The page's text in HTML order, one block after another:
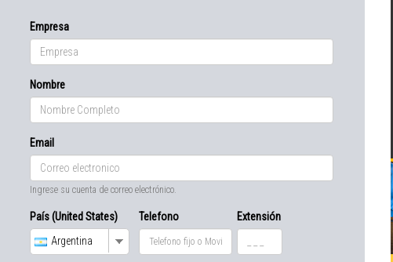
Empresa
Nombre
Email
Ingrese su cuenta de correo electrónico.
País (United States)
Argentina
Telefono Extensión